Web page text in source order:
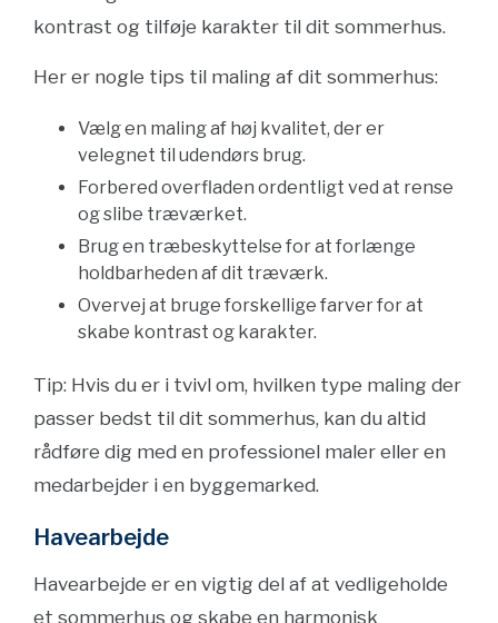
kontrast og tilføje karakter til dit sommerhus.
Her er nogle tips til maling af dit sommerhus:
Vælg en maling af høj kvalitet, der er
velegnet til udendørs brug.
Forbered overfladen ordentligt ved at rense
og slibe træværket.
Brug en træbeskyttelse for at forlænge
holdbarheden af dit træværk.
Overvej at bruge forskellige farver for at
skabe kontrast og karakter.
Tip: Hvis du er i tvivl om, hvilken type maling der
passer bedst til dit sommerhus, kan du altid
rådføre dig med en professionel maler eller en
medarbejder i en byggemarked.
Havearbejde
Havearbejde er en vigtig del af at vedligeholde
et sommerhus og skabe en harmonisk